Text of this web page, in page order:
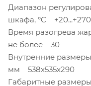
Диапазон
шкафа, °C +20...+270
Время разогрева
не более 30
Внутренние
мм 538x535x290
Габаритные